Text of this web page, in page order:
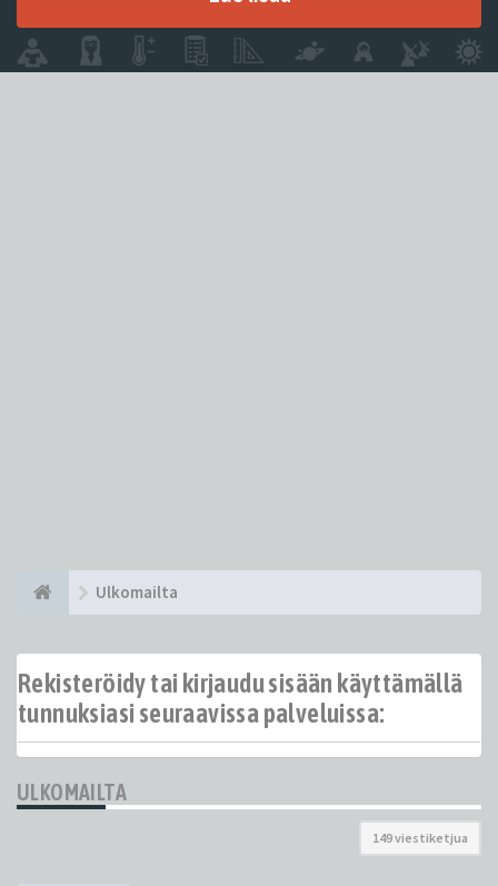
Ulkomailta
Rekisteröidy tai kirjaudu sisään käyttämällä
tunnuksiasi seuraavissa palveluissa:
ULKOMAILTA
149 viestiketjua